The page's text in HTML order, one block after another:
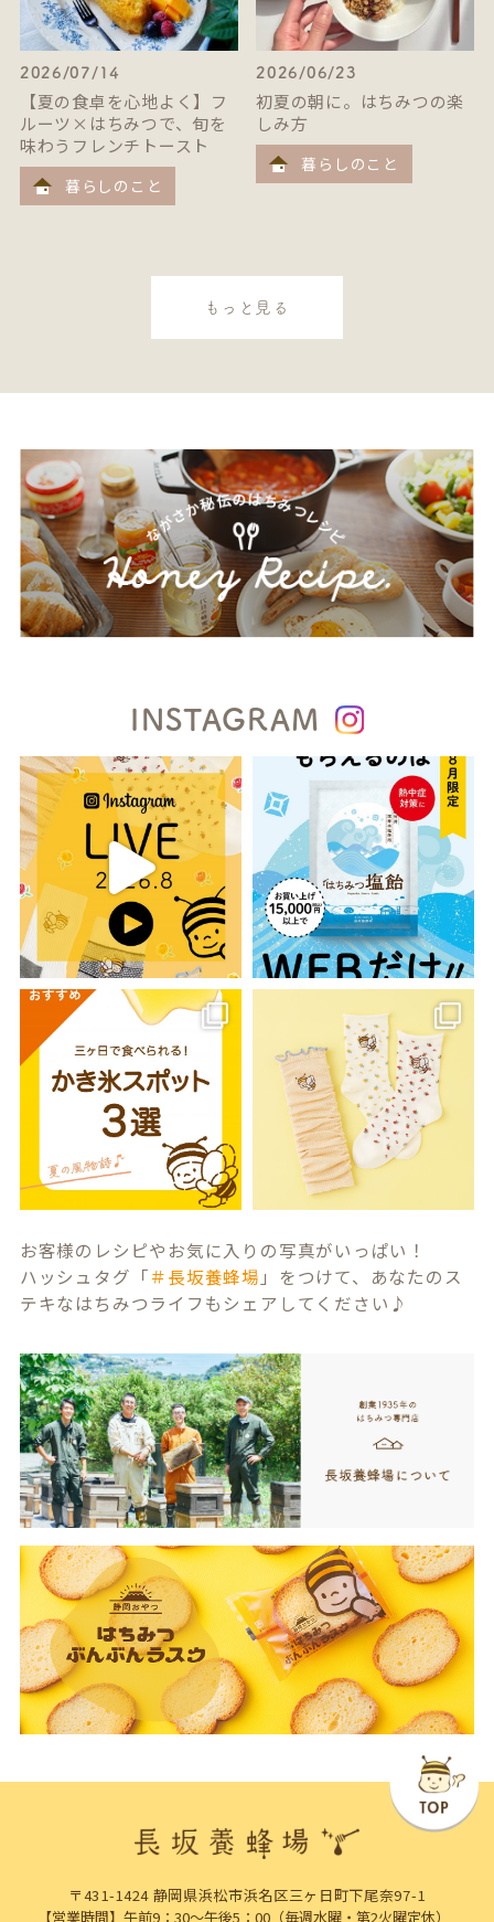
2026/07/14
【夏の食卓を心地よく】フ
ルーツ×はちみつで、旬を
味わうフレンチトースト
暮らしのこと
2026/06/23
初夏の朝に。はちみつの楽
しみ方
暮らしのこと
もっと見る
INSTAGRAM
お客様のレシピやお気に入りの写真がいっぱい！
ハッシュタグ「＃長坂養蜂場 」をつけて、あなたのス
テキなはちみつライフもシェアしてください♪
〒431-1424 静岡県浜松市浜名区三ヶ日町下尾奈97-1
【営業時間】午前9：30～午後5：00（毎週水曜・第2火曜定休）